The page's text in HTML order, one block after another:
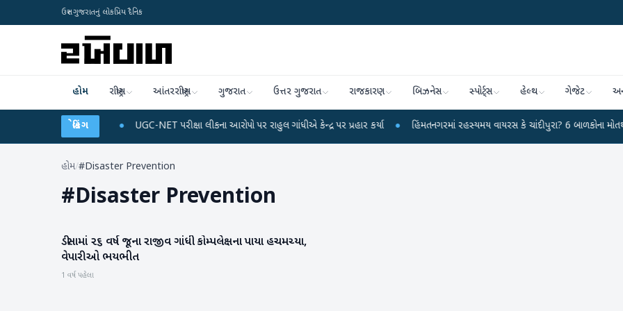
ઉત્તર ગુજરાતનું લોકપ્રિય દૈનિક
હોમ રાષ્ટ્રીય આંતરરાષ્ટ્રીય ગુજરાત ઉત્તર ગુજરાત રાજકારણ બિઝનેસ સ્પોર્ટ્સ હેલ્થ ગેજેટ
બ્રેકિંગ
● UGC-NET પરીક્ષા લીકના આરોપો પર રાહુલ ગાંધીએ કેન્દ્ર પર પ્રહાર કર્યા ● હિંમતનગરમાં રહસ્યમય વાયરસ કે ચાંદીપુરા? 6 બાળકોના મોતથી ફફડાટ
હોમ/#Disaster Prevention
#Disaster Prevention
બનાસકાંઠા
ડીસામાં ૨૬ વર્ષ જૂના રાજીવ ગાંધી કોમ્પલેક્ષના પાયા હચમચ્યા,
વેપારીઓ ભયભીત
1 વર્ષ પહેલા